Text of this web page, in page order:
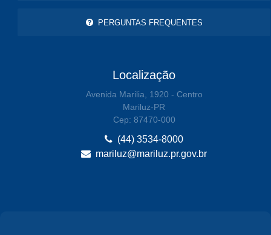
PERGUNTAS FREQUENTES
Localização
Avenida Marilia, 1920 - Centro
Mariluz-PR
Cep: 87470-000
(44) 3534-8000
mariluz@mariluz.pr.gov.br